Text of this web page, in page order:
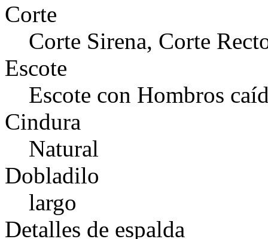
Corte
Corte Sirena, Corte
Escote
Escote con Hombros
Cindura
Natural
Dobladilo
largo
Detalles de espalda